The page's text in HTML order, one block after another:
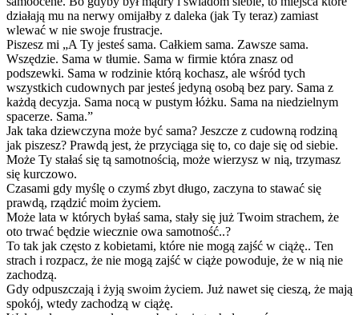
działają mu na nerwy omijałby z daleka (jak Ty teraz) zamiast
wlewać w nie swoje frustracje.
Piszesz mi „A Ty jesteś sama. Całkiem sama. Zawsze sama.
Wszędzie. Sama w tłumie. Sama w firmie która znasz od
podszewki. Sama w rodzinie którą kochasz, ale wśród tych
wszystkich cudownych par jesteś jedyną osobą bez pary. Sama z
każdą decyzja. Sama nocą w pustym łóżku. Sama na niedzielnym
spacerze. Sama.”
Jak taka dziewczyna może być sama? Jeszcze z cudowną rodziną
jak piszesz? Prawdą jest, że przyciąga się to, co daje się od siebie.
Może Ty stałaś się tą samotnością, może wierzysz w nią, trzymasz
się kurczowo.
Czasami gdy myślę o czymś zbyt długo, zaczyna to stawać się
prawdą, rządzić moim życiem.
Może lata w których byłaś sama, stały się już Twoim strachem, że
oto trwać będzie wiecznie owa samotność..?
To tak jak często z kobietami, które nie mogą zajść w ciążę.. Ten
strach i rozpacz, że nie mogą zajść w ciąże powoduje, że w nią nie
zachodzą.
Gdy odpuszczają i żyją swoim życiem. Już nawet się cieszą, że mają
spokój, wtedy zachodzą w ciążę.